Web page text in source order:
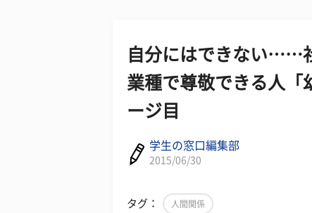
自分にはできない……
業種で尊敬できる人「
ージ目
学生の窓口編集部
2015/06/30
タグ： 人間関係